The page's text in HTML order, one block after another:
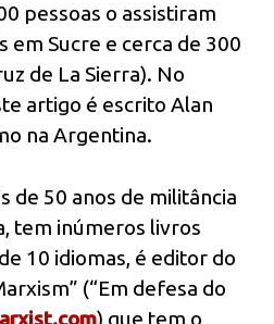
pessoas o assistiram
em Sucre e cerca de 300
de La Sierra). No
artigo é escrito Alan
na Argentina.
de 50 anos de militância
tem inúmeros livros
10 idiomas, é editor do
(“Em defesa do
) que tem o